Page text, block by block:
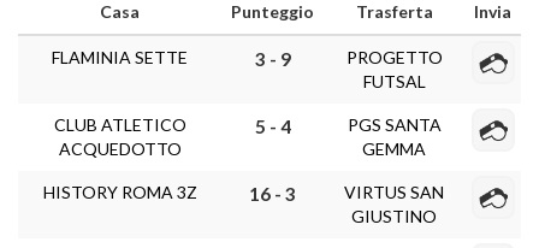
Casa
Punteggio Trasferta Invia
FLAMINIA SETTE 3 - 9
PROGETTO
FUTSAL
CLUB ATLETICO
ACQUEDOTTO
5 - 4
PGS SANTA
GEMMA
HISTORY ROMA 3Z 16 - 3
VIRTUS SAN
GIUSTINO